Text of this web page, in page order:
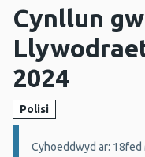
Cynllun
2024
Polisi
Manylion:
Cyhoeddwyd ar: